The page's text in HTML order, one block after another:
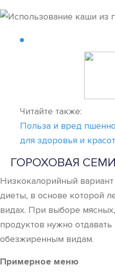
Читайте также:
Польза и вред
для здоровья и
ГОРОХОВАЯ
Низкокалорийный
диеты, в основе которой
видах. При выборе
продуктов нужно
обезжиренным видам.
Примерное меню